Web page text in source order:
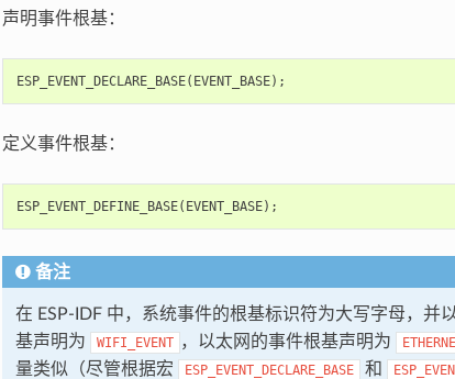
声明事件根基：
ESP_EVENT_DECLARE_BASE( EVENT_BASE);
定义事件根基：
ESP_EVENT_DEFINE_BASE( EVENT_BASE);
备注
在 ESP-IDF 中，系统事件的根基标识符为大写字母，并以
基声明为
WIFI_EVENT ，以太网的事件根基声明为
量类似（尽管根据宏
ESP_EVENT_DECLARE_BASE 和